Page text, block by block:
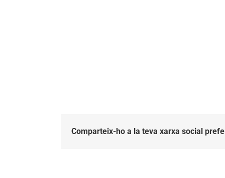
Comparteix-ho a la teva xarxa social